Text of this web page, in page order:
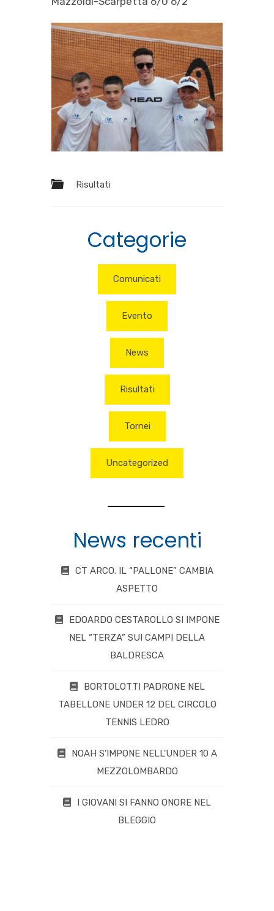
Risultati
Categorie
Comunicati
Evento
News
Risultati
Tornei
Uncategorized
News recenti
CT ARCO. IL “PALLONE” CAMBIA
ASPETTO
EDOARDO CESTAROLLO SI IMPONE
NEL “TERZA” SUI CAMPI DELLA
BALDRESCA
BORTOLOTTI PADRONE NEL
TABELLONE UNDER 12 DEL CIRCOLO
TENNIS LEDRO
NOAH S’IMPONE NELL’UNDER 10 A
MEZZOLOMBARDO
I GIOVANI SI FANNO ONORE NEL
BLEGGIO